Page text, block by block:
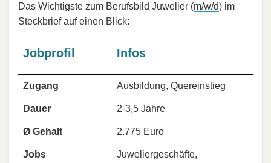
Das Wichtigste zum Berufsbild Juwelier (m/w/d) im
Steckbrief auf einen Blick:
Jobprofil Infos
Zugang Ausbildung, Quereinstieg
Dauer 2-3,5 Jahre
Ø Gehalt 2.775 Euro
Jobs
Juweliergeschäfte,